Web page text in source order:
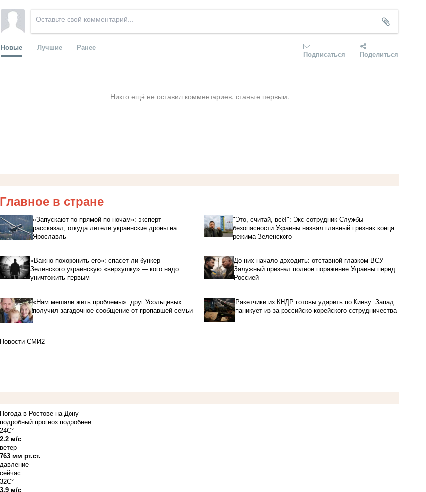
Новые Лучшие Ранее
Подписаться Поделиться
Никто ещё не оставил комментариев, станьте первым.
Главное в стране
«Запускают по прямой по ночам»: эксперт
рассказал, откуда летели украинские дроны на
Ярославль
"Это, считай, всё!": Экс-сотрудник Службы
безопасности Украины назвал главный признак конца
режима Зеленского
«Важно похоронить его»: спасет ли бункер
Зеленского украинскую «верхушку» — кого надо
уничтожить первым
До них начало доходить: отставной главком ВСУ
Залужный признал полное поражение Украины перед
Россией
«Нам мешали жить проблемы»: друг Усольцевых
получил загадочное сообщение от пропавшей семьи
Ракетчики из КНДР готовы ударить по Киеву: Запад
паникует из-за российско-корейского сотрудничества
Новости СМИ2
Погода в Ростове-на-Дону
подробный прогноз подробнее
24C°
2.2 м/с
ветер
763 мм рт.ст.
давление
сейчас
32C°
3.9 м/с